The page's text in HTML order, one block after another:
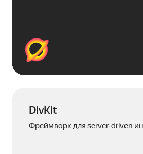
DivKit
Фреймворк для server‑driven